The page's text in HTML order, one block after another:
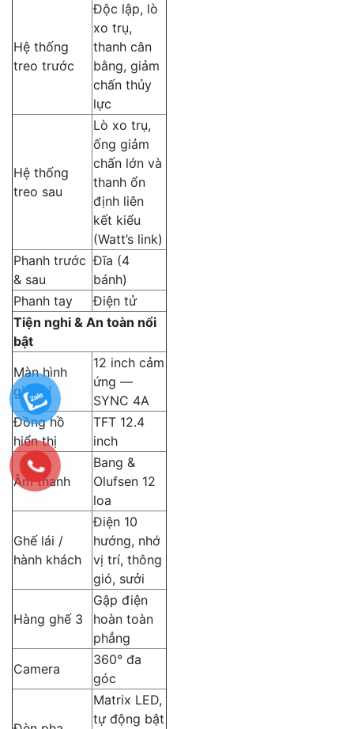
Hệ thống
treo trước
Độc lập, lò
xo trụ,
thanh cân
bằng, giảm
chấn thủy
lực
Hệ thống
treo sau
Lò xo trụ,
ống giảm
chấn lớn và
thanh ổn
định liên
kết kiểu
(Watt’s link)
Phanh trước
& sau
Đĩa (4
bánh)
Phanh tay
Điện tử
Tiện nghi & An toàn nổi
bật
Màn hình
giải trí
12 inch cảm
ứng —
SYNC 4A
Đồng hồ
hiển thị
TFT 12.4
inch
Âm thanh
Bang &
Olufsen 12
loa
Ghế lái /
hành khách
Điện 10
hướng, nhớ
vị trí, thông
gió, sưởi
Hàng ghế 3
Gập điện
hoàn toàn
phẳng
Camera
360° đa
góc
Matrix LED,
tự động bật